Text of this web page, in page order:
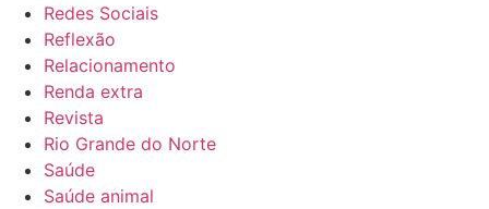
Redes Sociais
Reflexão
Relacionamento
Renda extra
Revista
Rio Grande do Norte
Saúde
Saúde animal